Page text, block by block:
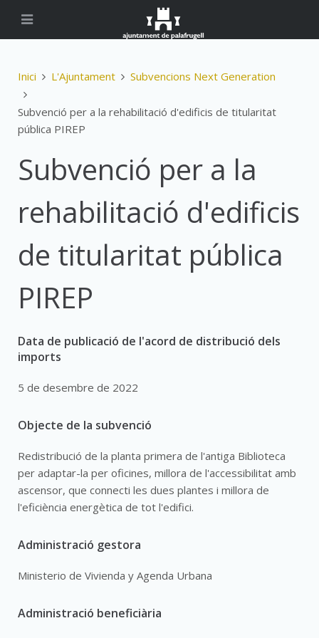
Inici L'Ajuntament Subvencions Next Generation
Subvenció per a la rehabilitació d'edificis de titularitat
pública PIREP
Subvenció per a la
rehabilitació d'edificis
de titularitat pública
PIREP
Data de publicació de l'acord de distribució dels
imports
5 de desembre de 2022
Objecte de la subvenció
Redistribució de la planta primera de l'antiga Biblioteca
per adaptar-la per oficines, millora de l'accessibilitat amb
ascensor, que connecti les dues plantes i millora de
l'eficiència energètica de tot l'edifici.
Administració gestora
Ministerio de Vivienda y Agenda Urbana
Administració beneficiària